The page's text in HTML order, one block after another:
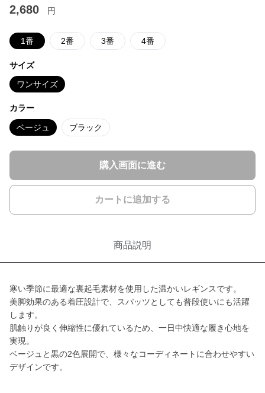
2,680 円
1番 2番 3番 4番
サイズ
ワンサイズ
カラー
ベージュ ブラック
購入画面に進む
カートに追加する
商品説明
寒い季節に最適な裏起毛素材を使用した温かいレギンスです。
美脚効果のある着圧設計で、スパッツとしても普段使いにも活躍
します。
肌触りが良く伸縮性に優れているため、一日中快適な履き心地を
実現。
ベージュと黒の2色展開で、様々なコーディネートに合わせやすい
デザインです。